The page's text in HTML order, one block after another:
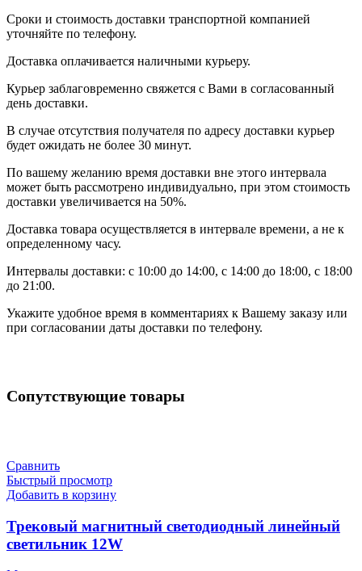
Сроки и стоимость доставки транспортной компанией
уточняйте по телефону.
Доставка оплачивается наличными курьеру.
Курьер заблаговременно свяжется с Вами в согласованный
день доставки.
В случае отсутствия получателя по адресу доставки курьер
будет ожидать не более 30 минут.
По вашему желанию время доставки вне этого интервала
может быть рассмотрено индивидуально, при этом стоимость
доставки увеличивается на 50%.
Доставка товара осуществляется в интервале времени, а не к
определенному часу.
Интервалы доставки: с 10:00 до 14:00, с 14:00 до 18:00, с 18:00
до 21:00.
Укажите удобное время в комментариях к Вашему заказу или
при согласовании даты доставки по телефону.
Сопутствующие товары
Сравнить
Быстрый просмотр
Добавить в корзину
Трековый магнитный светодиодный линейный
светильник 12W